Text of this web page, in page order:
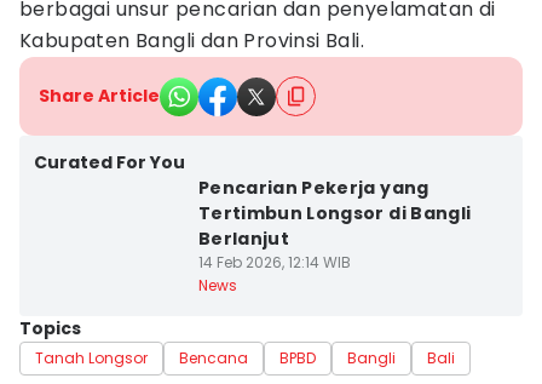
berbagai unsur pencarian dan penyelamatan di
Kabupaten Bangli dan Provinsi Bali.
Share Article
Curated For You
Pencarian Pekerja yang
Tertimbun Longsor di Bangli
Berlanjut
14 Feb 2026, 12:14 WIB
News
Topics
Tanah Longsor Bencana BPBD Bangli Bali